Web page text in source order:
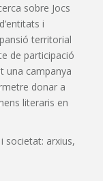
sobre Jocs
i
territorial
de participació
una campanya
donar a
literaris en
societat: arxius,